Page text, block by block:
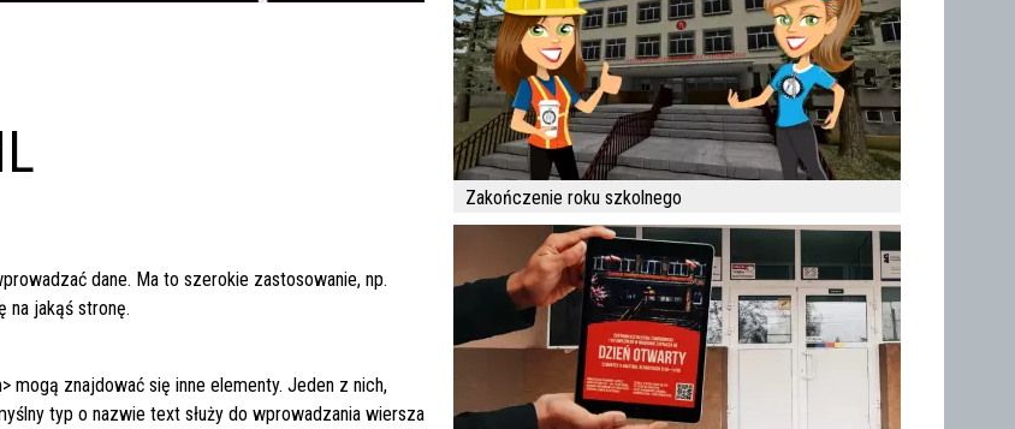
dane. Ma to szerokie zastosowanie, np.
na jakąś stronę.
znajdować się inne elementy. Jeden z nich,
typ o nazwie text służy do wprowadzania wiersza
Zakończenie roku szkolnego